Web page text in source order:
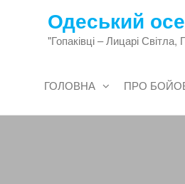
Одеський
"Гопаківці – Лицарі
ГОЛОВНА ПРО